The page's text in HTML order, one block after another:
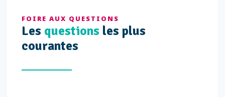
FOIRE AUX QUESTIONS
Les questions les plus
courantes